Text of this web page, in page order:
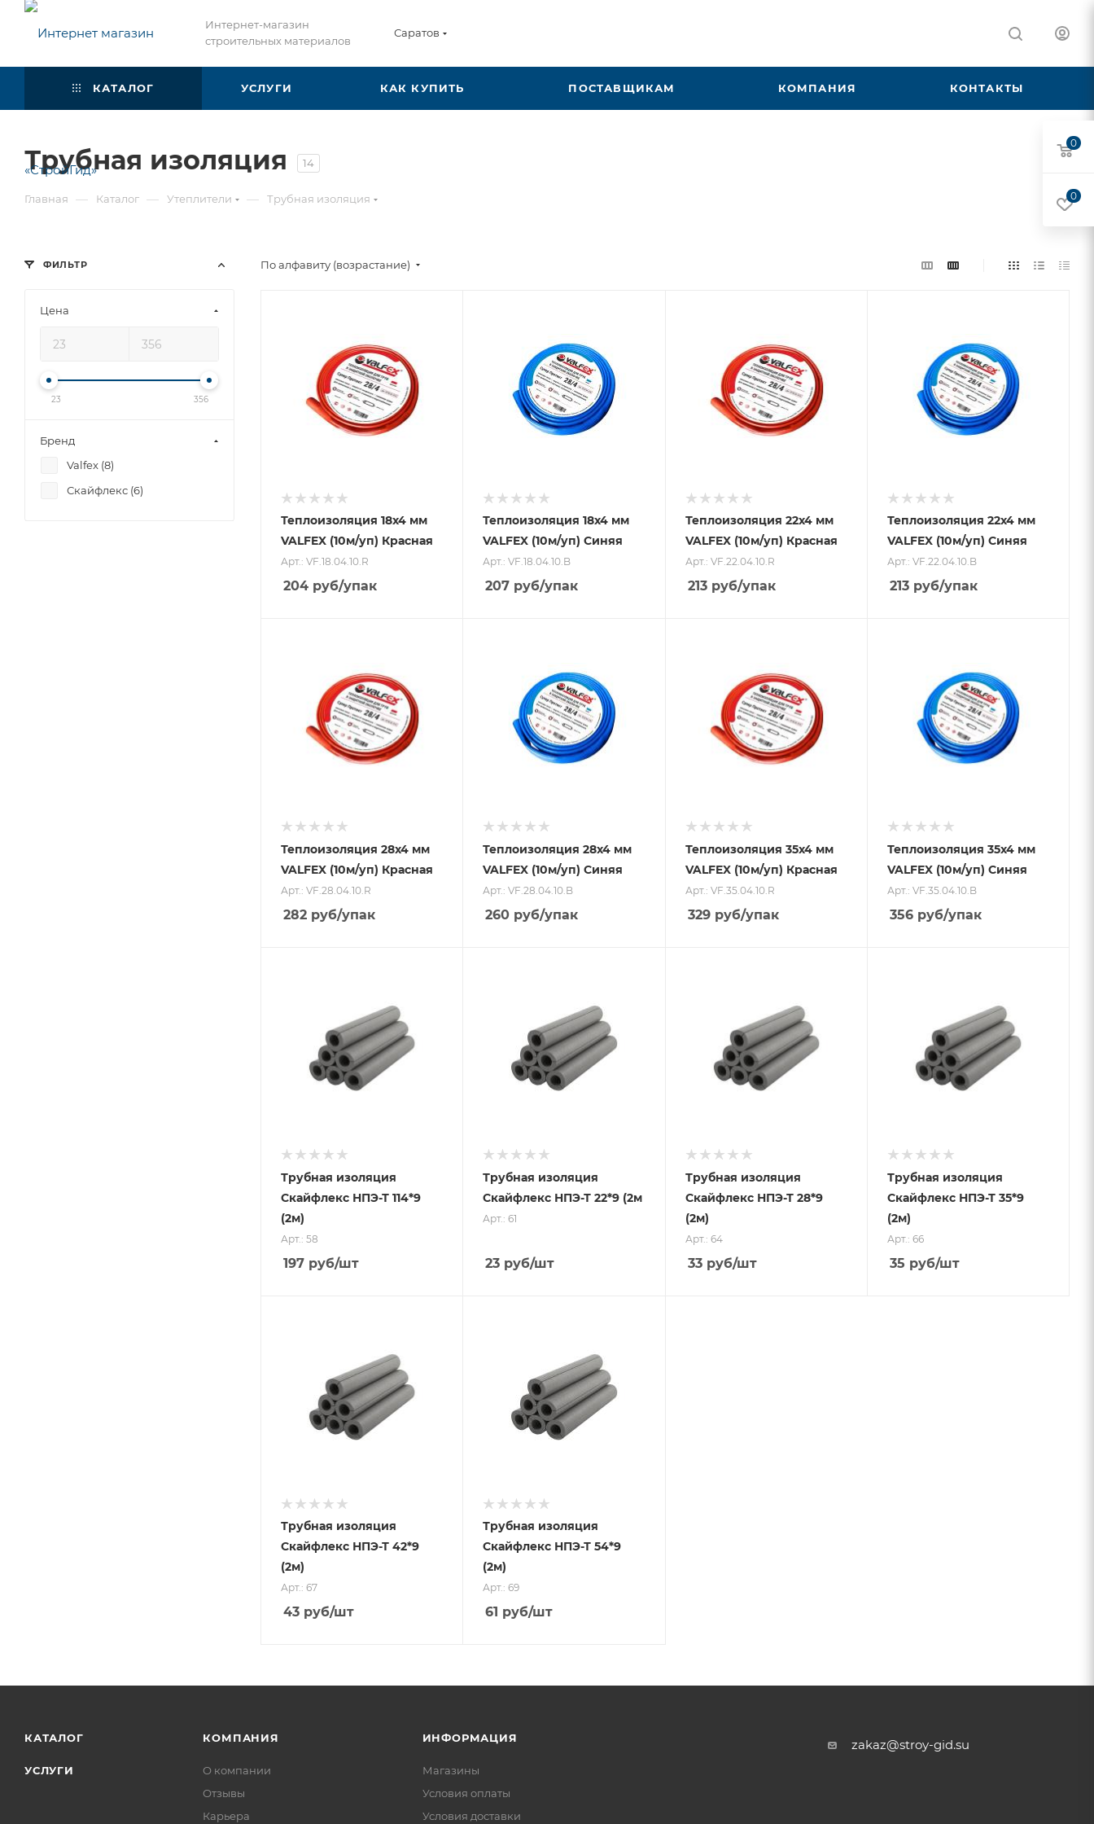
Интернет-магазин
строительных материалов
Саратов
КАТАЛОГ УСЛУГИ КАК КУПИТЬ ПОСТАВЩИКАМ КОМПАНИЯ КОНТАКТЫ
Трубная изоляция 14
Главная — Каталог — Утеплители — Трубная изоляция
По алфавиту (возрастание)
Теплоизоляция 18x4 мм
VALFEX (10м/уп) Красная
Арт.: VF.18.04.10.R
204 руб/упак
Теплоизоляция 18x4 мм
VALFEX (10м/уп) Синяя
Арт.: VF.18.04.10.B
207 руб/упак
Теплоизоляция 22x4 мм
VALFEX (10м/уп) Красная
Арт.: VF.22.04.10.R
213руб/упак
Теплоизоляция 22x4 мм
VALFEX (10м/уп) Синяя
Арт.: VF.22.04.10.B
213руб/упак
Теплоизоляция 28x4 мм
VALFEX (10м/уп) Красная
Арт.: VF.28.04.10.R
282 руб/упак
Теплоизоляция 28x4 мм
VALFEX (10м/уп) Синяя
Арт.: VF.28.04.10.B
260 руб/упак
Теплоизоляция 35x4 мм
VALFEX (10м/уп) Красная
Арт.: VF.35.04.10.R
329руб/упак
Теплоизоляция 35x4 мм
VALFEX (10м/уп) Синяя
Арт.: VF.35.04.10.B
356руб/упак
Трубная изоляция
Скайфлекс НПЭ-Т 114*9
(2м)
Арт.: 58
197 руб/шт
Трубная изоляция
Скайфлекс НПЭ-Т 22*9 (2м
Арт.: 61
23 руб/шт
Трубная изоляция
Скайфлекс НПЭ-Т 28*9
(2м)
Арт.: 64
33руб/шт
Трубная изоляция
Скайфлекс НПЭ-Т 35*9
(2м)
Арт.: 66
35 руб/шт
Трубная изоляция
Скайфлекс НПЭ-Т 42*9
(2м)
Арт.: 67
43 руб/шт
Трубная изоляция
Скайфлекс НПЭ-Т 54*9
(2м)
Арт.: 69
61 руб/шт
ФИЛЬТР
Цена
23 356
Бренд
Valfex (8)
Скайфлекс (6)
КАТАЛОГ
УСЛУГИ
КОМПАНИЯ
О компании
Отзывы
Карьера
ИНФОРМАЦИЯ
Магазины
Условия оплаты
Условия доставки
zakaz@stroy-gid.su
0
0